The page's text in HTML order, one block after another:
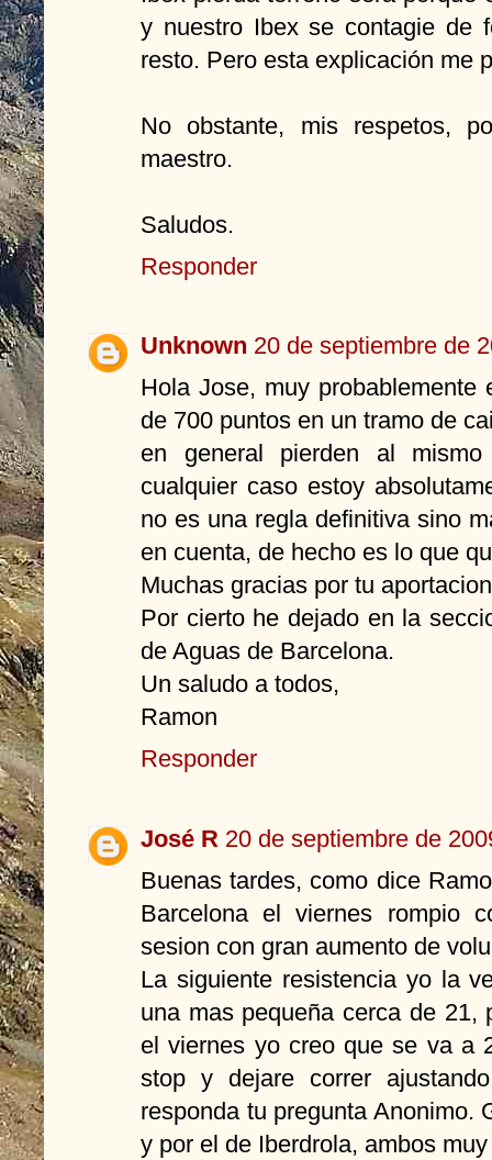
y nuestro Ibex se contagie de
resto. Pero esta explicación me
No obstante, mis respetos,
maestro.
Saludos.
Responder
Unknown 20 de septiembre de
Hola Jose, muy
de 700 puntos en un tramo de
en general pierden al
cualquier caso estoy
no es una regla definitiva sino
en cuenta, de hecho es lo que
Muchas gracias por tu
Por cierto he dejado en la
de Aguas de Barcelona.
Un saludo a todos,
Ramon
Responder
José R 20 de septiembre de
Buenas tardes, como dice
Barcelona el viernes rompio
sesion con gran aumento de
La siguiente resistencia yo la
una mas pequeña cerca de 21,
el viernes yo creo que se va a
stop y dejare correr
responda tu pregunta Anonimo.
y por el de Iberdrola, ambos